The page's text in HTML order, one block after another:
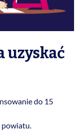
uzyskać
do 15